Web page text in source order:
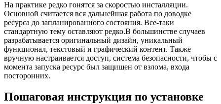
На практике редко гонятся за скоростью инсталляции.
Основной считается вся дальнейшая работа по доводке
ресурса до запланированного состояния. Все-таки
стандартную тему оставляют редко.В большинстве случаев
разрабатывается оригинальный дизайн, уникальный
функционал, текстовый и графический контент. Также
вручную настраивается доступ, система безопасности, чтобы с
момента запуска ресурс был защищен от взлома, входа
посторонних.
Пошаговая инструкция по установке